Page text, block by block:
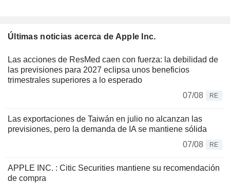
Últimas noticias acerca de Apple Inc.
Las acciones de ResMed caen con fuerza: la debilidad de
las previsiones para 2027 eclipsa unos beneficios
trimestrales superiores a lo esperado
07/08
RE
Las exportaciones de Taiwán en julio no alcanzan las
previsiones, pero la demanda de IA se mantiene sólida
07/08
RE
APPLE INC. : Citic Securities mantiene su recomendación
de compra